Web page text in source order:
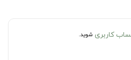
کاربری شوید.